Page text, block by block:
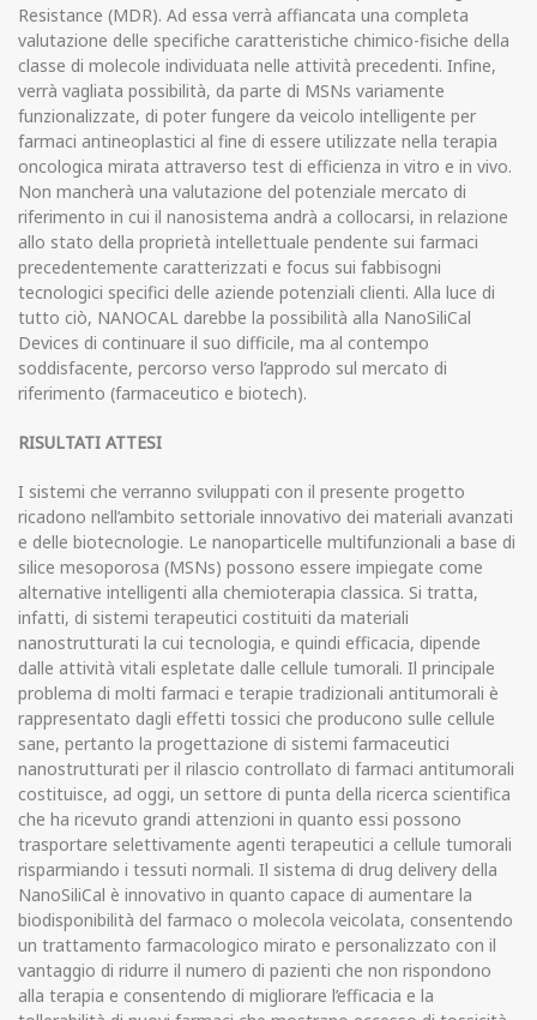
Resistance (MDR). Ad essa verrà affiancata una completa
valutazione delle specifiche caratteristiche chimico-fisiche della
classe di molecole individuata nelle attività precedenti. Infine,
verrà vagliata possibilità, da parte di MSNs variamente
funzionalizzate, di poter fungere da veicolo intelligente per
farmaci antineoplastici al fine di essere utilizzate nella terapia
oncologica mirata attraverso test di efficienza in vitro e in vivo.
Non mancherà una valutazione del potenziale mercato di
riferimento in cui il nanosistema andrà a collocarsi, in relazione
allo stato della proprietà intellettuale pendente sui farmaci
precedentemente caratterizzati e focus sui fabbisogni
tecnologici specifici delle aziende potenziali clienti. Alla luce di
tutto ciò, NANOCAL darebbe la possibilità alla NanoSiliCal
Devices di continuare il suo difficile, ma al contempo
soddisfacente, percorso verso l’approdo sul mercato di
riferimento (farmaceutico e biotech).
RISULTATI ATTESI
I sistemi che verranno sviluppati con il presente progetto
ricadono nell’ambito settoriale innovativo dei materiali avanzati
e delle biotecnologie. Le nanoparticelle multifunzionali a base di
silice mesoporosa (MSNs) possono essere impiegate come
alternative intelligenti alla chemioterapia classica. Si tratta,
infatti, di sistemi terapeutici costituiti da materiali
nanostrutturati la cui tecnologia, e quindi efficacia, dipende
dalle attività vitali espletate dalle cellule tumorali. Il principale
problema di molti farmaci e terapie tradizionali antitumorali è
rappresentato dagli effetti tossici che producono sulle cellule
sane, pertanto la progettazione di sistemi farmaceutici
nanostrutturati per il rilascio controllato di farmaci antitumorali
costituisce, ad oggi, un settore di punta della ricerca scientifica
che ha ricevuto grandi attenzioni in quanto essi possono
trasportare selettivamente agenti terapeutici a cellule tumorali
risparmiando i tessuti normali. Il sistema di drug delivery della
NanoSiliCal è innovativo in quanto capace di aumentare la
biodisponibilità del farmaco o molecola veicolata, consentendo
un trattamento farmacologico mirato e personalizzato con il
vantaggio di ridurre il numero di pazienti che non rispondono
alla terapia e consentendo di migliorare l’efficacia e la